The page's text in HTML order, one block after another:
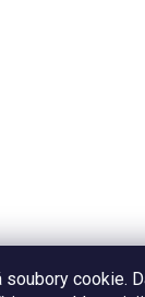
soubory cookie.